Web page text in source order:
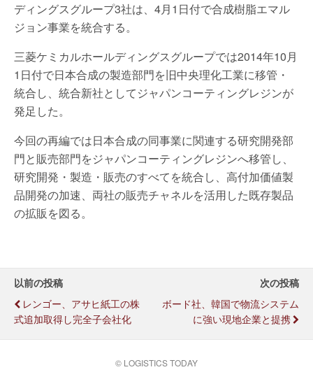
ディングスグループ3社は、4月1日付で合成樹脂エマル
ジョン事業を統合する。
三菱ケミカルホールディングスグループでは2014年10月
1日付で日本合成の製造部門を旧中央理化工業に移管・
統合し、統合新社としてジャパンコーティングレジンが
発足した。
今回の再編では日本合成の同事業に関連する研究開発部
門と販売部門をジャパンコーティングレジンへ移管し、
研究開発・製造・販売のすべてを統合し、高付加価値製
品開発の加速、両社の販売チャネルを活用した既存製品
の拡販を図る。
以前の投稿
レンゴー、アサヒ紙工の株
式追加取得し完全子会社化
次の投稿
ボード社、韓国で物流システム
に強い現地企業と提携
© LOGISTICS TODAY